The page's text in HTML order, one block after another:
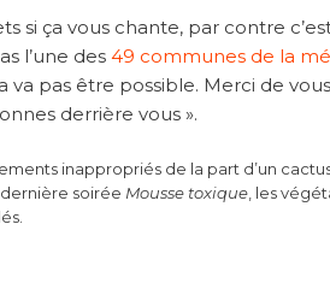
si ça vous chante, par contre
l’une des 49 communes de la
va pas être possible. Merci de
derrière vous ».
inappropriés de la part d’un
soirée Mousse toxique , les